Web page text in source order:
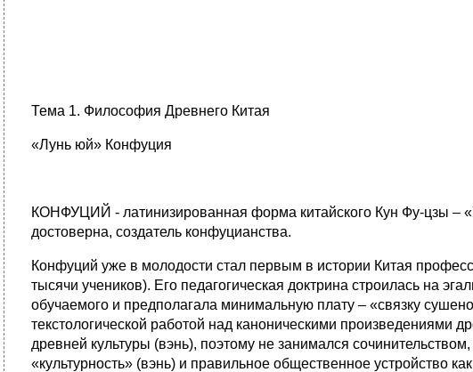
Тема 1. Философия Древнего Китая
«Лунь юй» Конфуция
КОНФУЦИЙ - латинизированная форма китайского Кун Фу-цзы –
достоверна, создатель конфуцианства.
Конфуций уже в молодости стал первым в истории Китая
тысячи учеников). Его педагогическая доктрина строилась на
обучаемого и предполагала минимальную плату – «связку
текстологической работой над каноническими
древней культуры (вэнь), поэтому не занимался
«культурность» (вэнь) и правильное общественное устройство